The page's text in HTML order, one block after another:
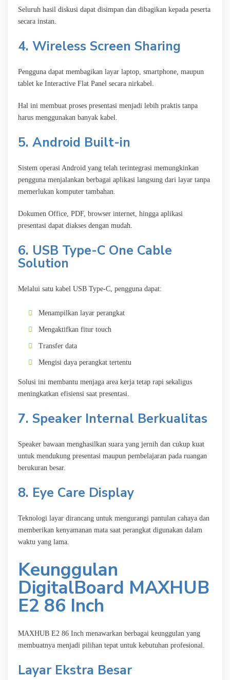
Seluruh hasil diskusi dapat disimpan dan dibagikan kepada peserta
secara instan.
4. Wireless Screen Sharing
Pengguna dapat membagikan layar laptop, smartphone, maupun
tablet ke Interactive Flat Panel secara nirkabel.
Hal ini membuat proses presentasi menjadi lebih praktis tanpa
harus menggunakan banyak kabel.
5. Android Built-in
Sistem operasi Android yang telah terintegrasi memungkinkan
pengguna menjalankan berbagai aplikasi langsung dari layar tanpa
memerlukan komputer tambahan.
Dokumen Office, PDF, browser internet, hingga aplikasi
presentasi dapat diakses dengan mudah.
6. USB Type-C One Cable
Solution
Melalui satu kabel USB Type-C, pengguna dapat:
Menampilkan layar perangkat
Mengaktifkan fitur touch
Transfer data
Mengisi daya perangkat tertentu
Solusi ini membantu menjaga area kerja tetap rapi sekaligus
meningkatkan efisiensi saat presentasi.
7. Speaker Internal Berkualitas
Speaker bawaan menghasilkan suara yang jernih dan cukup kuat
untuk mendukung presentasi maupun pembelajaran pada ruangan
berukuran besar.
8. Eye Care Display
Teknologi layar dirancang untuk mengurangi pantulan cahaya dan
memberikan kenyamanan mata saat perangkat digunakan dalam
waktu yang lama.
Keunggulan
DigitalBoard MAXHUB
E2 86 Inch
MAXHUB E2 86 Inch menawarkan berbagai keunggulan yang
membuatnya menjadi pilihan tepat untuk kebutuhan profesional.
Layar Ekstra Besar